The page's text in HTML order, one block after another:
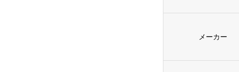
メーカー